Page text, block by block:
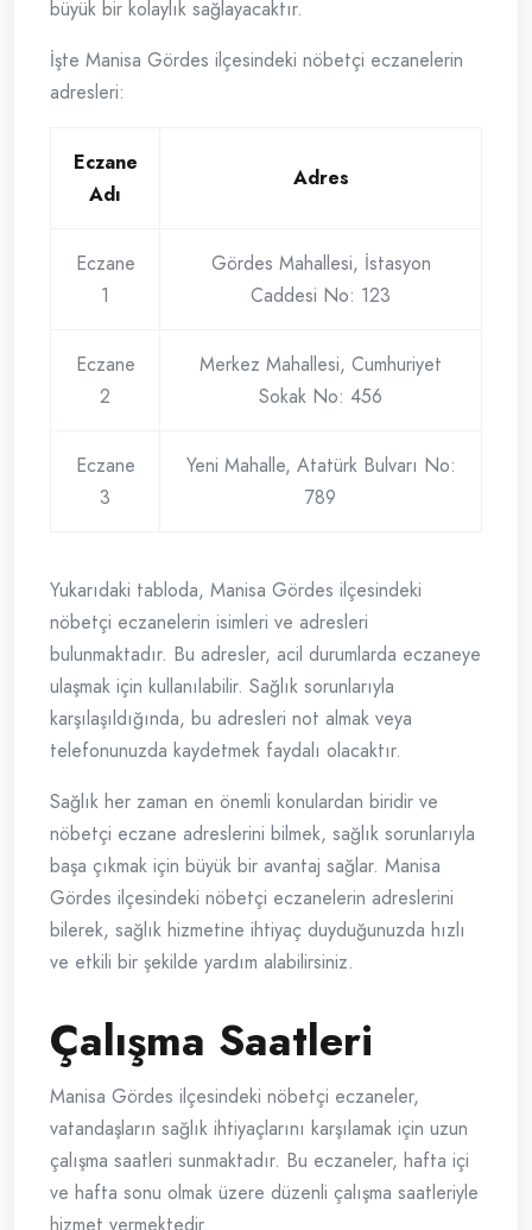
büyük bir kolaylık sağlayacaktır.
İşte Manisa Gördes ilçesindeki nöbetçi eczanelerin
adresleri:
Eczane
Adı
Adres
Eczane
1
Gördes Mahallesi, İstasyon
Caddesi No: 123
Eczane
2
Merkez Mahallesi, Cumhuriyet
Sokak No: 456
Eczane
3
Yeni Mahalle, Atatürk Bulvarı No:
789
Yukarıdaki tabloda, Manisa Gördes ilçesindeki
nöbetçi eczanelerin isimleri ve adresleri
bulunmaktadır. Bu adresler, acil durumlarda eczaneye
ulaşmak için kullanılabilir. Sağlık sorunlarıyla
karşılaşıldığında, bu adresleri not almak veya
telefonunuzda kaydetmek faydalı olacaktır.
Sağlık her zaman en önemli konulardan biridir ve
nöbetçi eczane adreslerini bilmek, sağlık sorunlarıyla
başa çıkmak için büyük bir avantaj sağlar. Manisa
Gördes ilçesindeki nöbetçi eczanelerin adreslerini
bilerek, sağlık hizmetine ihtiyaç duyduğunuzda hızlı
ve etkili bir şekilde yardım alabilirsiniz.
Çalışma Saatleri
Manisa Gördes ilçesindeki nöbetçi eczaneler,
vatandaşların sağlık ihtiyaçlarını karşılamak için uzun
çalışma saatleri sunmaktadır. Bu eczaneler, hafta içi
ve hafta sonu olmak üzere düzenli çalışma saatleriyle